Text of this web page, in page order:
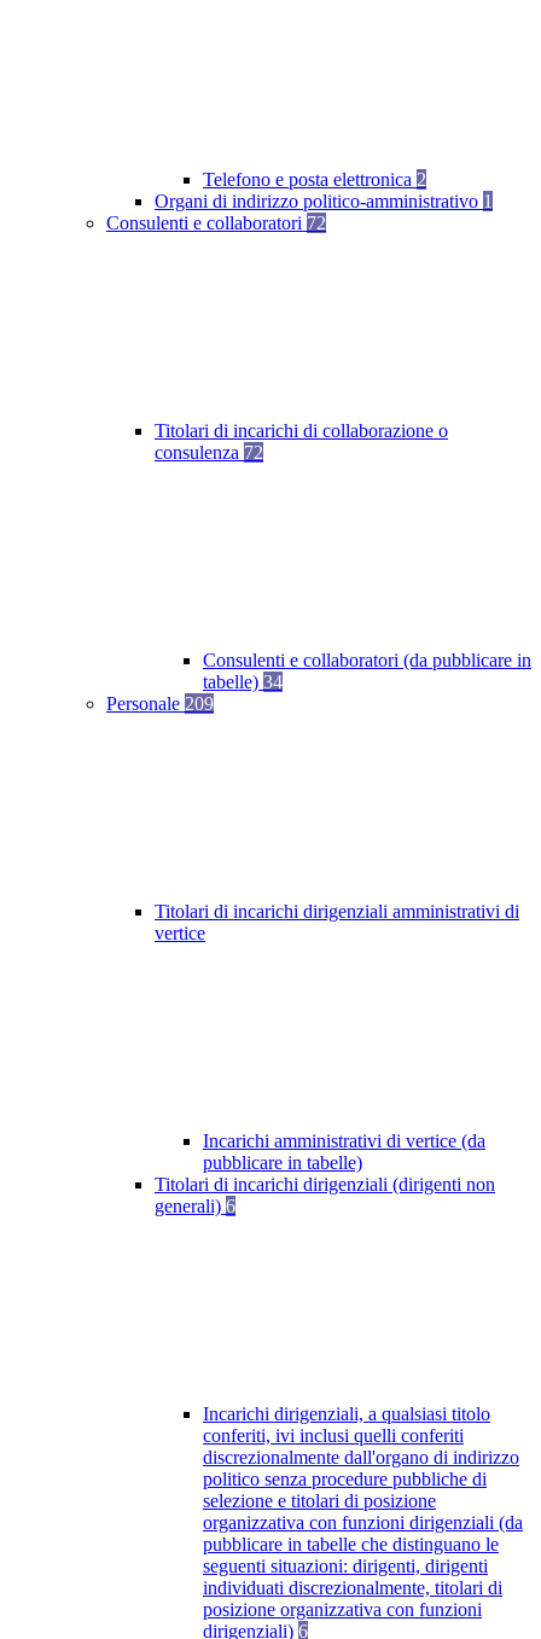
Telefono e posta elettronica 2
Organi di indirizzo politico-amministrativo 1
Consulenti e collaboratori 72
Titolari di incarichi di collaborazione o
consulenza 72
Consulenti e collaboratori (da pubblicare in
tabelle) 34
Personale 209
Titolari di incarichi dirigenziali amministrativi di
vertice
Incarichi amministrativi di vertice (da
pubblicare in tabelle)
Titolari di incarichi dirigenziali (dirigenti non
generali) 6
Incarichi dirigenziali, a qualsiasi titolo
conferiti, ivi inclusi quelli conferiti
discrezionalmente dall'organo di indirizzo
politico senza procedure pubbliche di
selezione e titolari di posizione
organizzativa con funzioni dirigenziali (da
pubblicare in tabelle che distinguano le
seguenti situazioni: dirigenti, dirigenti
individuati discrezionalmente, titolari di
posizione organizzativa con funzioni
dirigenziali) 6